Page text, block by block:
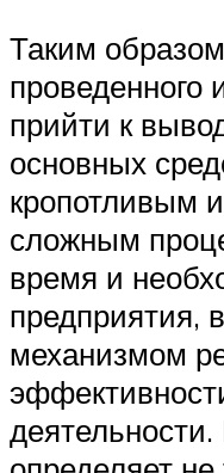
Таким
проведенного
прийти к
основных
кропотливым
сложным
время и
предприятия,
механизмом